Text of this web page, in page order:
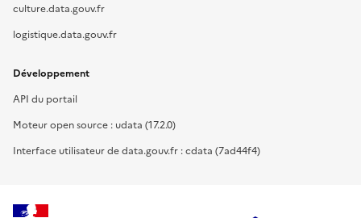
culture.data.gouv.fr
logistique.data.gouv.fr
Développement
API du portail
Moteur open source : udata (17.2.0)
Interface utilisateur de data.gouv.fr : cdata (7ad44f4)